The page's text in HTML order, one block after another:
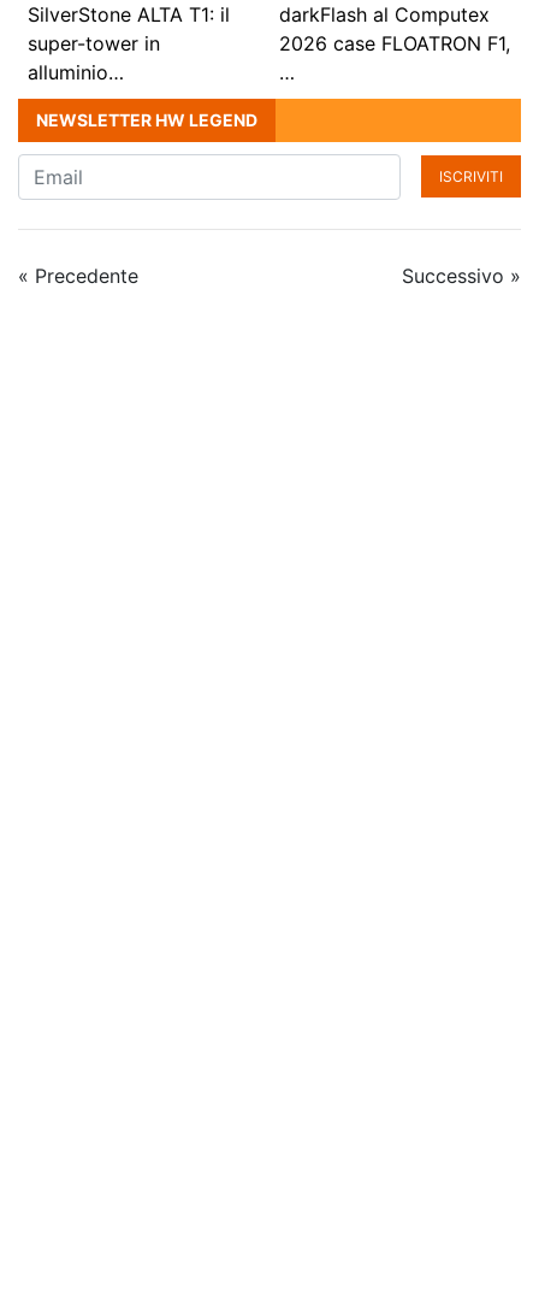
SilverStone ALTA T1: il
super-tower in
alluminio…
darkFlash al Computex
2026 case FLOATRON F1,
…
NEWSLETTER HW LEGEND
ISCRIVITI
« Precedente Successivo »